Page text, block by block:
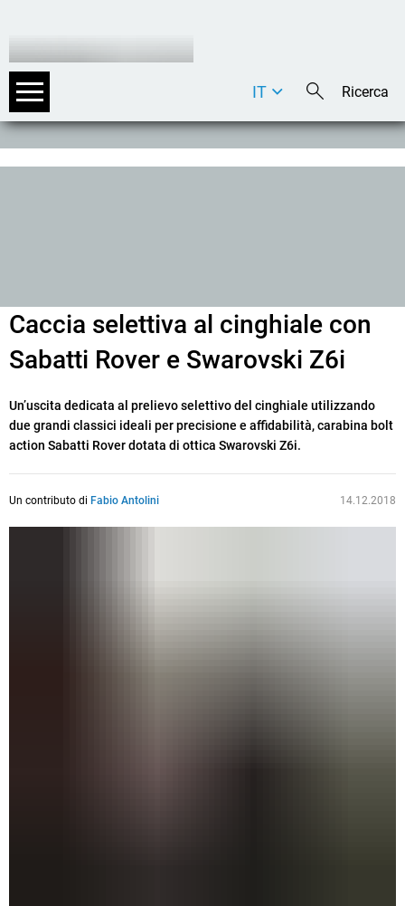
DE
IT
Caccia selettiva al cinghiale con
Sabatti Rover e Swarovski Z6i
Un’uscita dedicata al prelievo selettivo del cinghiale utilizzando
due grandi classici ideali per precisione e affidabilità, carabina bolt
action Sabatti Rover dotata di ottica Swarovski Z6i.
Un contributo di Fabio Antolini 14.12.2018